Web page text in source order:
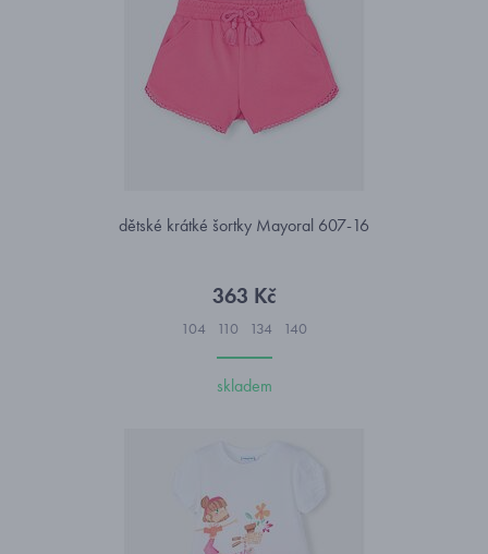
dětské krátké šortky Mayoral 607-16
363 Kč
104 110 134 140
skladem